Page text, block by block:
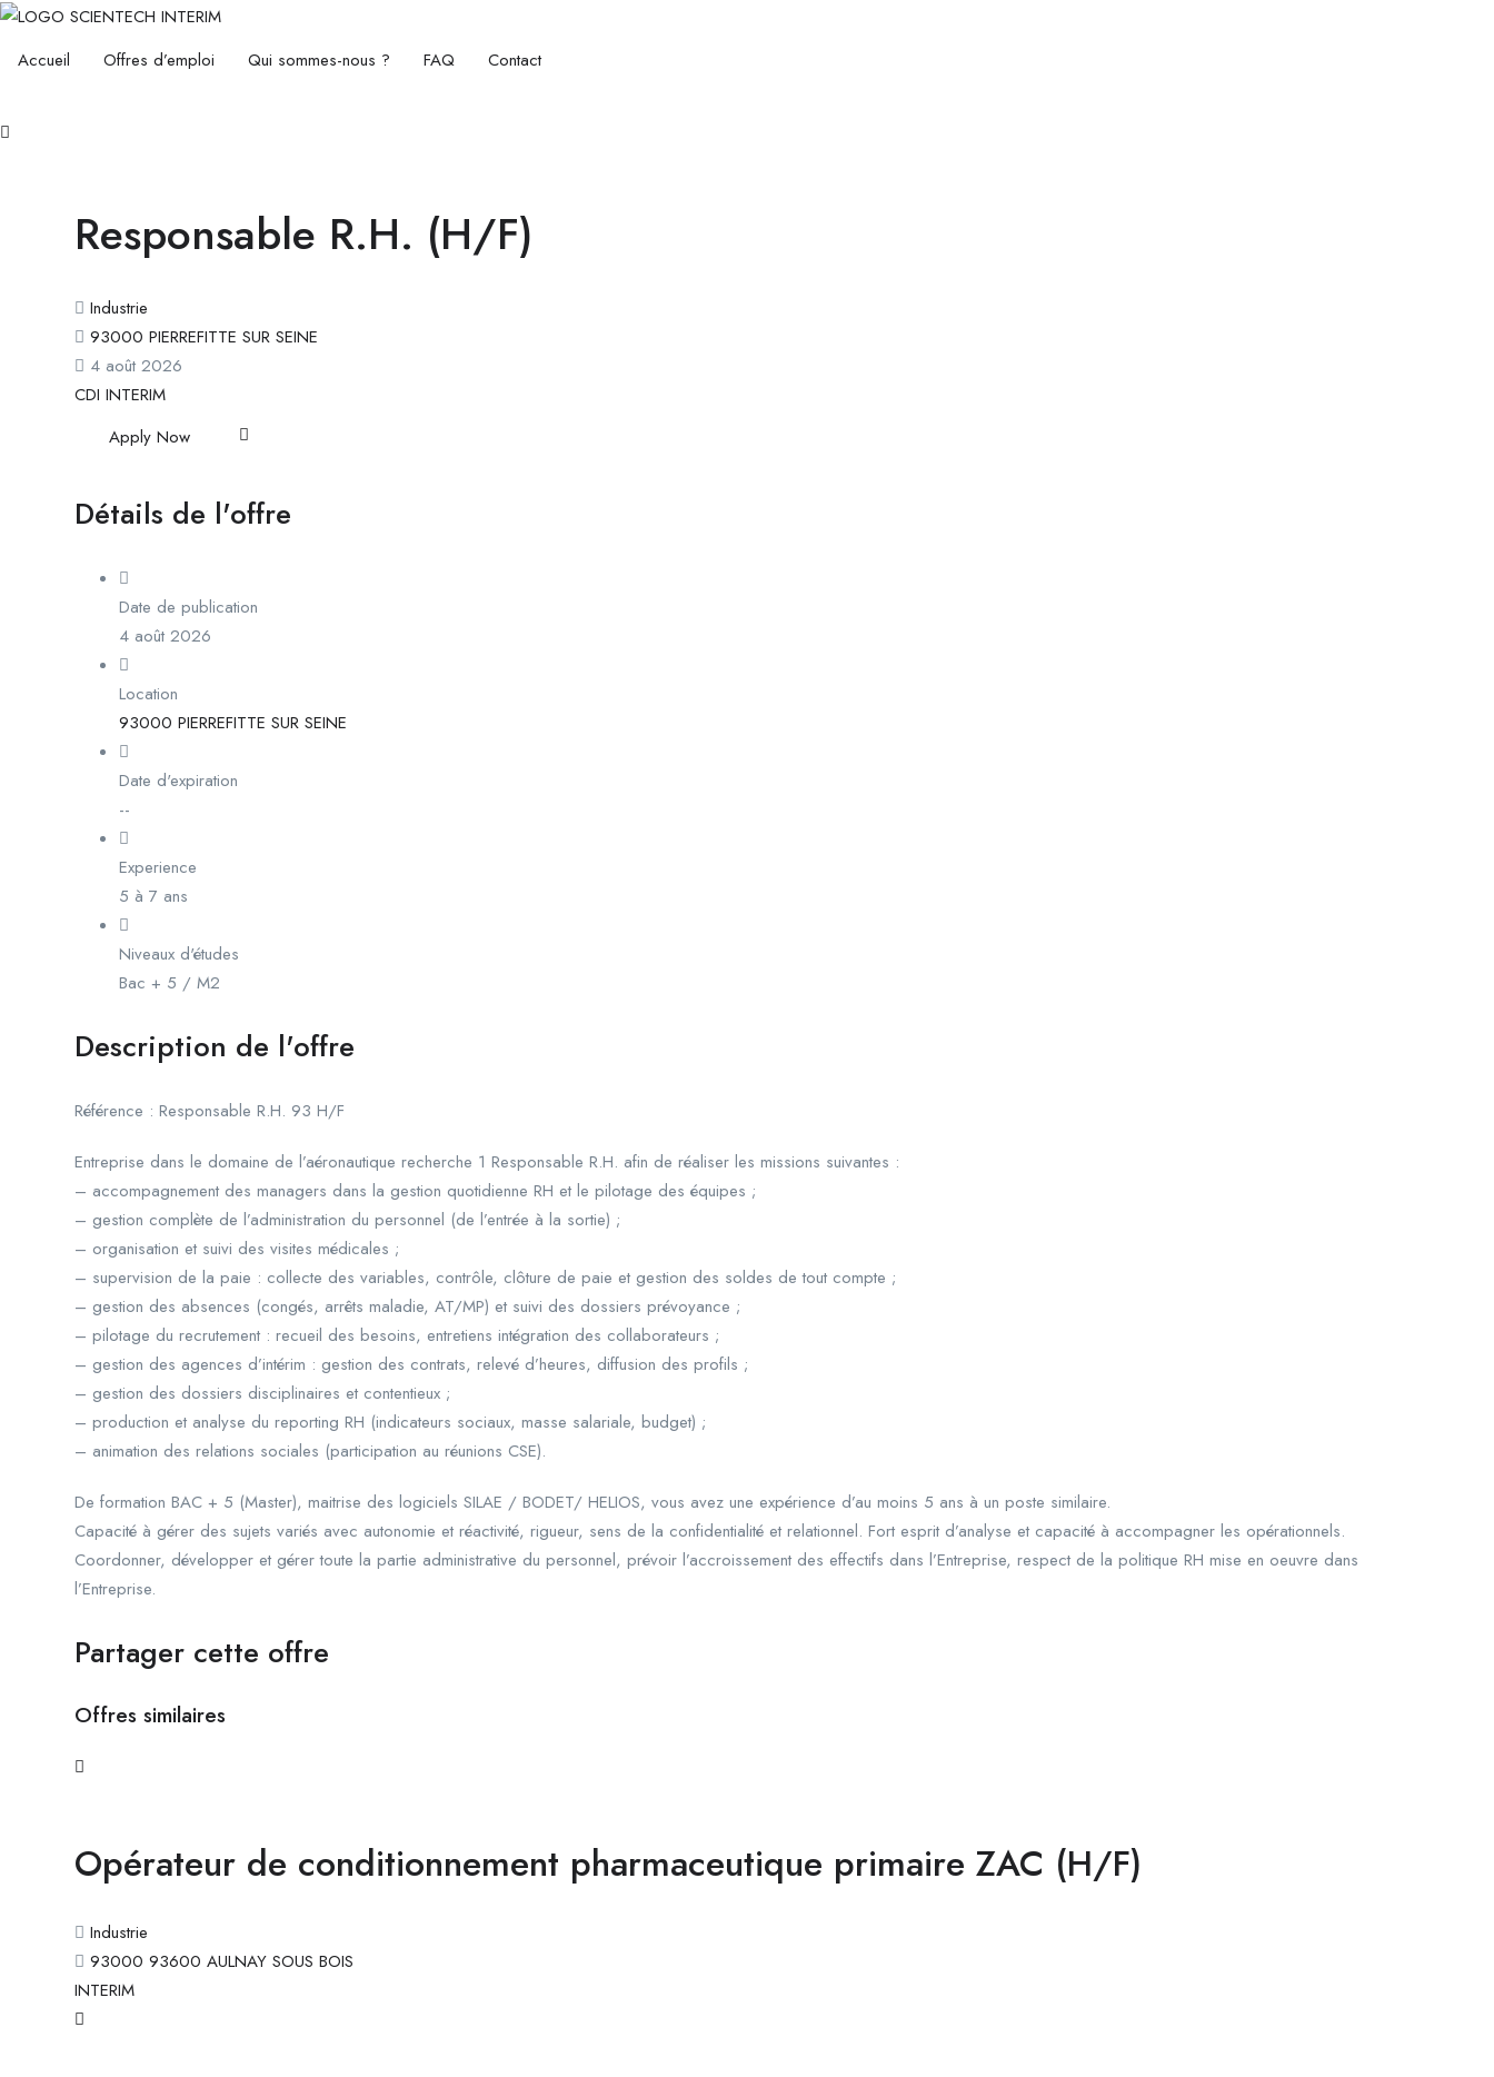
Accueil Offres d’emploi Qui sommes-nous ? FAQ Contact
Responsable R.H. (H/F)
Industrie
93000 PIERREFITTE SUR SEINE
4 août 2026
CDI INTERIM
Apply Now
Détails de l'offre
Date de publication
4 août 2026
Location
93000 PIERREFITTE SUR SEINE
Date d'expiration
--
Experience
5 à 7 ans
Niveaux d'études
Bac + 5 / M2
Description de l'offre
Référence : Responsable R.H. 93 H/F
Entreprise dans le domaine de l’aéronautique recherche 1 Responsable R.H. afin de réaliser les missions suivantes :
– accompagnement des managers dans la gestion quotidienne RH et le pilotage des équipes ;
– gestion complète de l’administration du personnel (de l’entrée à la sortie) ;
– organisation et suivi des visites médicales ;
– supervision de la paie : collecte des variables, contrôle, clôture de paie et gestion des soldes de tout compte ;
– gestion des absences (congés, arrêts maladie, AT/MP) et suivi des dossiers prévoyance ;
– pilotage du recrutement : recueil des besoins, entretiens intégration des collaborateurs ;
– gestion des agences d’intérim : gestion des contrats, relevé d’heures, diffusion des profils ;
– gestion des dossiers disciplinaires et contentieux ;
– production et analyse du reporting RH (indicateurs sociaux, masse salariale, budget) ;
– animation des relations sociales (participation au réunions CSE).
De formation BAC + 5 (Master), maitrise des logiciels SILAE / BODET/ HELIOS, vous avez une expérience d’au moins 5 ans à un poste similaire.
Capacité à gérer des sujets variés avec autonomie et réactivité, rigueur, sens de la confidentialité et relationnel. Fort esprit d’analyse et capacité à accompagner les opérationnels.
Coordonner, développer et gérer toute la partie administrative du personnel, prévoir l’accroissement des effectifs dans l’Entreprise, respect de la politique RH mise en oeuvre dans
l’Entreprise.
Partager cette offre
Offres similaires
Opérateur de conditionnement pharmaceutique primaire ZAC (H/F)
Industrie
93000 93600 AULNAY SOUS BOIS
INTERIM